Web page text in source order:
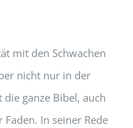
mit den Schwachen
nicht nur in der
ganze Bibel, auch
In seiner Rede